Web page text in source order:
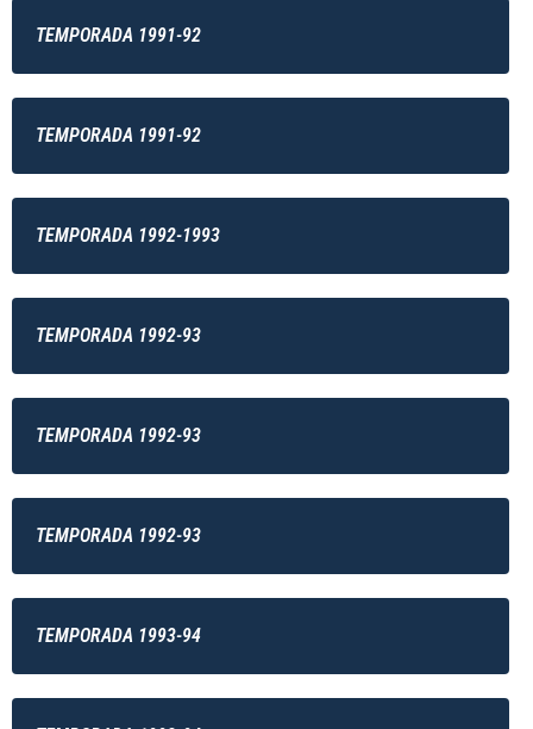
TEMPORADA 1991-92
TEMPORADA 1991-92
TEMPORADA 1992-1993
TEMPORADA 1992-93
TEMPORADA 1992-93
TEMPORADA 1992-93
TEMPORADA 1993-94